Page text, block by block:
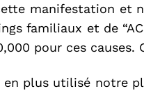
manifestation et
familiaux et de
pour ces causes.
en plus utilisé notre